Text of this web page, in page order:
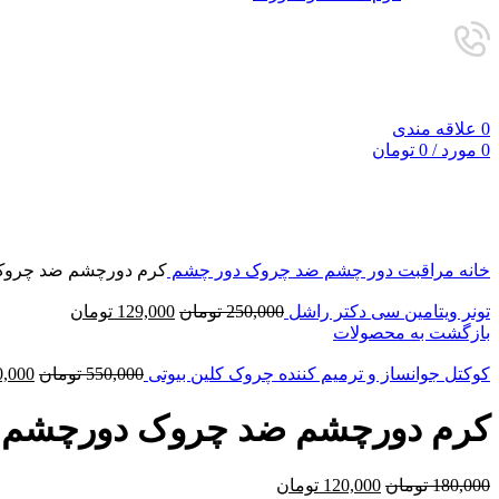
0 علاقه مندی
0 مورد /
0 تومان
خانه مراقبت دور چشم ضد چروک دور چشم کرم دورچشم ضد
تونر ویتامین سی دکتر راشل 250,000 تومان Original
250,000 تومان.
129,000 تومان
129,000 تومان.
بازگشت به محصولات
کوکتل جوانساز و ترمیم کننده چروک کلین بیوتی 550,000 تومان
550,000کرم دورچشم ضد چروک دورچشم
180,000 تومان Original
120,000 تومان